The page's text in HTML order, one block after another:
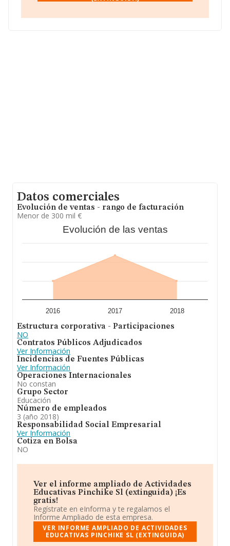
Genadio (ponferrada) núm. 3 Bj, (24401), Ponferrada,
Datos comerciales
Evolución de ventas - rango de facturación
Menor de 300 mil €
Evolución de las ventas
2016 2017 2018
Estructura corporativa - Participaciones
NO
Contratos Públicos Adjudicados
Ver Información
Incidencias de Fuentes Públicas
Ver Información
Operaciones Internacionales
No constan
Grupo Sector
Educación
Número de empleados
3 (año 2018)
Responsabilidad Social Empresarial
Ver Información
Cotiza en Bolsa
NO
Ver el informe ampliado de Actividades
Educativas Pinchike Sl (extinguida) ¡Es
gratis!
Regístrate en eInforma y te regalamos el
Informe Ampliado de esta empresa.
VER INFORME AMPLIADO DE ACTIVIDADES
EDUCATIVAS PINCHIKE SL (EXTINGUIDA)